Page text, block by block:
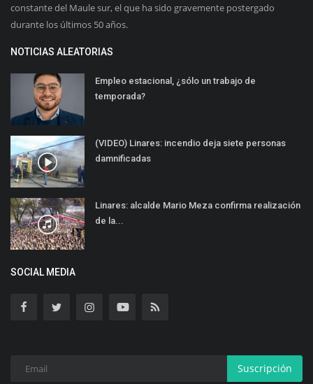
constante del Maule sur, el que ha sido gravemente postergado
durante los últimos 50 años.
NOTICIAS ALEATORIAS
Empleo estacional, ¿sólo un trabajo de
temporada?
(VIDEO) Linares: incendio deja siete personas
damnificadas
Linares: alcalde Mario Meza confirma realización
de la...
SOCIAL MEDIA
Suscripción